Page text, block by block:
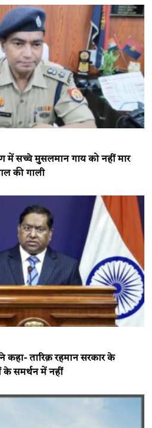
में सच्चे मुसलमान गाय को नहीं मार
की गाली
कहा- तारिक़ रहमान सरकार के
के समर्थन में नहीं